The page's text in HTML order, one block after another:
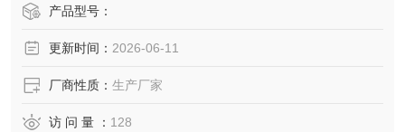
产品型号：
更新时间： 2026-06-11
厂商性质： 生产厂家
访 问 量 ： 128